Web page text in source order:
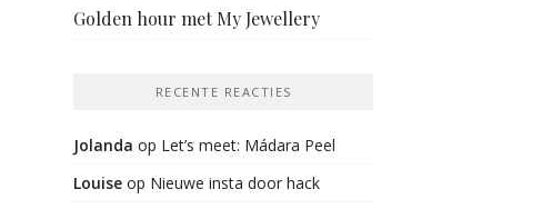
Golden hour met My Jewellery
RECENTE REACTIES
Jolanda op Let’s meet: Mádara Peel
Louise op Nieuwe insta door hack